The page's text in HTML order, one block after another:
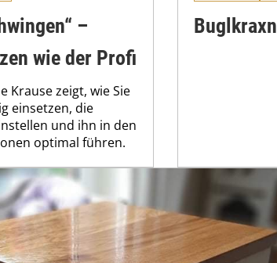
–
wie der Profi
Krause zeigt, wie Sie
einsetzen, die
und ihn in den
optimal führen.
Buglkraxn